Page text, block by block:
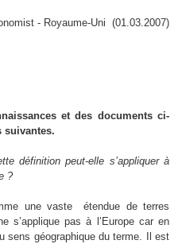
- Royaume-Uni (01.03.2007)
et des documents ci-
suivantes.
définition peut-elle s’appliquer à
?
une vaste étendue de terres
s’applique pas à l’Europe car en
sens géographique du terme. Il est